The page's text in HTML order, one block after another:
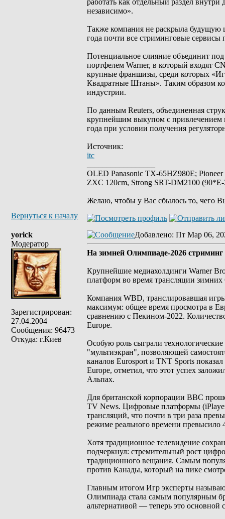
работать как отдельный раздел
независимо».
Также компания не раскрыла будущую
года почти все стриминговые
Потенциальное слияние объединит
портфелем Warner, в который входят
крупные франшизы, среди которых
Квадратные Штаны». Таким образом
индустрии.
По данным Reuters, объединенная
крупнейшим выкупом с привлечением
года при условии получения
Источник:
itc
OLED Panasonic TX-65HZ980E;
ZXC 120cm, Strong SRT-DM2100
Желаю, чтобы у Вас сбылось то, чего
Вернуться к началу
yorick
Модератор
Зарегистрирован:
27.04.2004
Сообщения: 96473
Откуда: г.Киев
Добавлено: Пт Мар 06,
На зимней Олимпиаде-2026
Крупнейшие медиахолдинги Warner
платформ во время трансляции
Компания WBD, транслировавшая
максимум: общее время просмотра в
сравнению с Пекином-2022.
Europe.
Особую роль сыграли
"мультиэкран", позволяющей
каналов Eurosport и TNT Sports
Europe, отметил, что этот успех
Альпах.
Для британской корпорации BBC
TV News. Цифровые платформы
трансляций, что почти в три раза
режиме реального времени превысило
Хотя традиционное телевидение
подчеркнул: стремительный рост
традиционного вещания. Самым
против Канады, который на пике
Главным итогом Игр эксперты
Олимпиада стала самым популярным
альтернативой — теперь это основной